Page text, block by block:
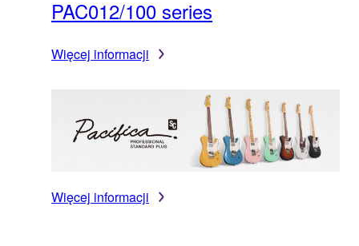
PAC012/100 series
Więcej informacji
Więcej informacji